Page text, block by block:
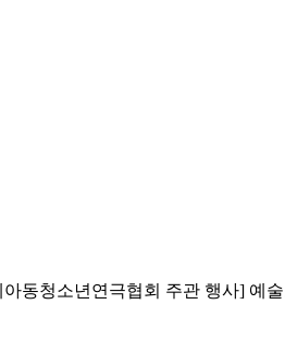
동청소년연극협회 주관 행사] 예